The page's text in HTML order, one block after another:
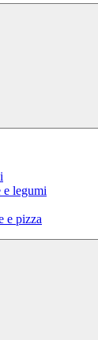
e legumi
e pizza